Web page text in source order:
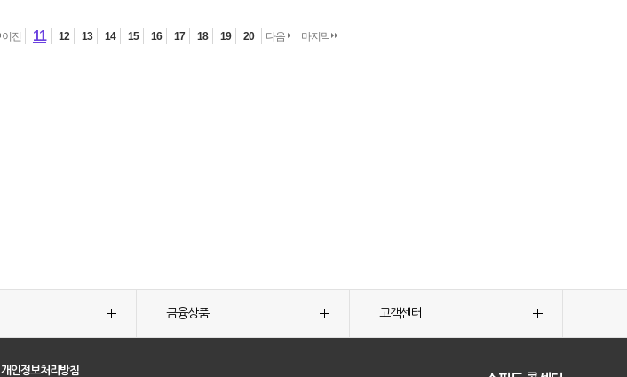
이전 11 12 13 14 15 16 17 18 19 20 다음 마지막
금융상품 고객센터
개인정보처리방침